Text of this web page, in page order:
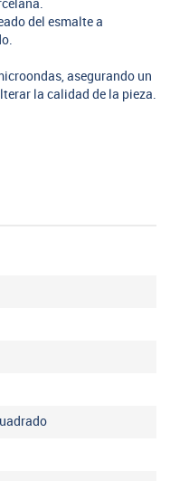
del esmalte a
asegurando un
la calidad de la pieza.